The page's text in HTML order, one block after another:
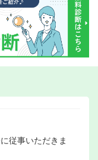
従事いただきま